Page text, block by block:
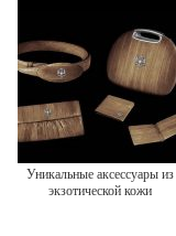
Уникальные аксессуары из
экзотической кожи